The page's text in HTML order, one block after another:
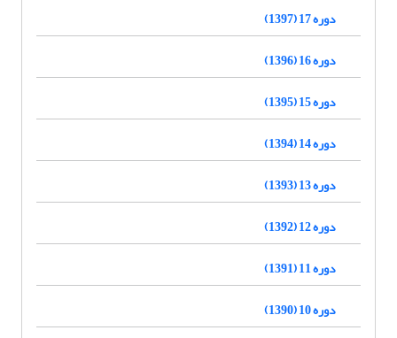
دوره 17 (1397)
دوره 16 (1396)
دوره 15 (1395)
دوره 14 (1394)
دوره 13 (1393)
دوره 12 (1392)
دوره 11 (1391)
دوره 10 (1390)